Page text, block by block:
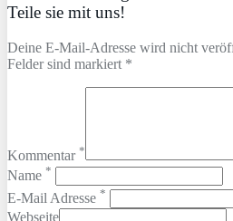
Teile sie mit uns!
Deine E-Mail-Adresse wird nicht
Felder sind markiert *
Kommentar *
Name *
E-Mail Adresse *
Webseite